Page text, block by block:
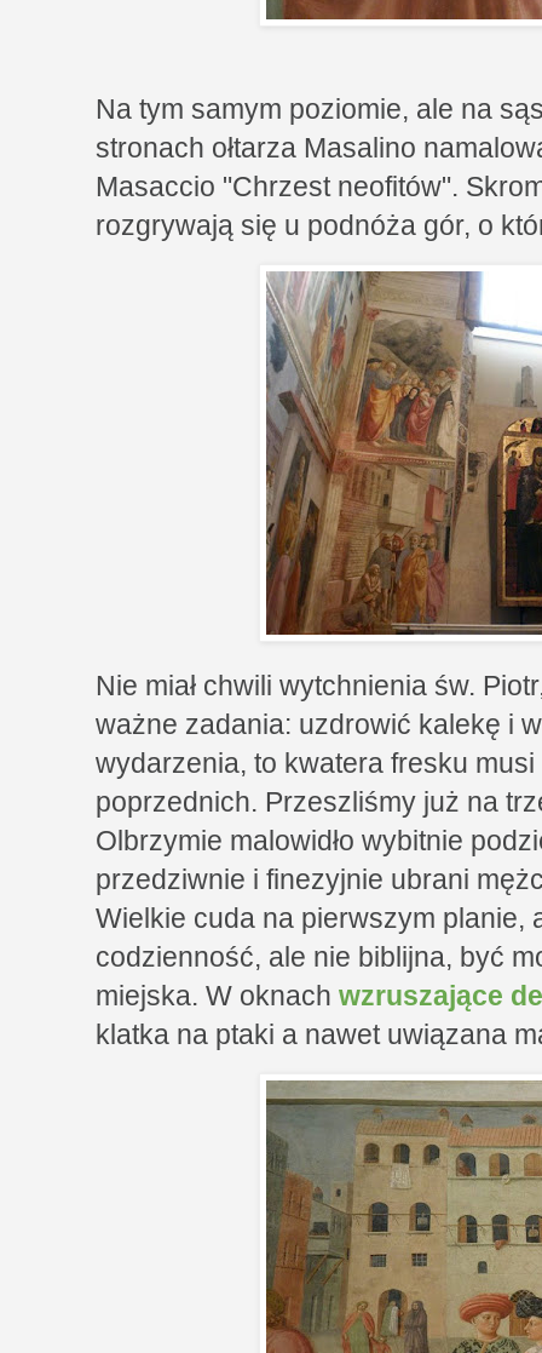
Na tym samym poziomie, ale na
stronach ołtarza Masalino
Masaccio "Chrzest neofitów".
rozgrywają się u podnóża gór, o
Nie miał chwili wytchnienia św.
ważne zadania: uzdrowić kalekę i
wydarzenia, to kwatera fresku
poprzednich. Przeszliśmy już na
Olbrzymie malowidło wybitnie
przedziwnie i finezyjnie ubrani
Wielkie cuda na pierwszym planie,
codzienność, ale nie biblijna, być
miejska. W oknach wzruszające
klatka na ptaki a nawet uwiązana